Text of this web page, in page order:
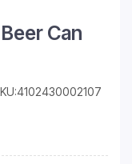
Can
4102430002107